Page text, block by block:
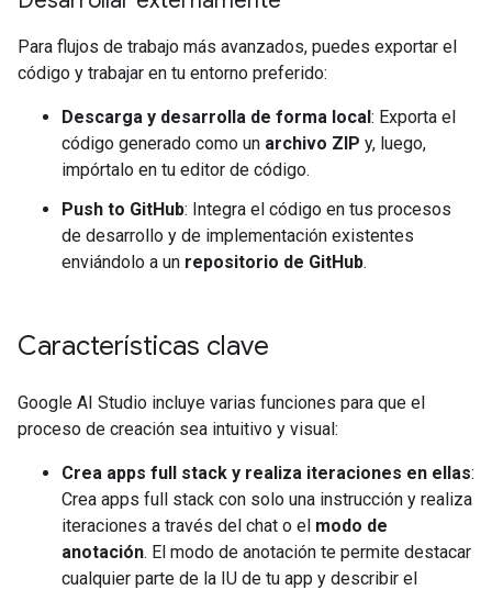
Para flujos de trabajo más avanzados, puedes exportar el
código y trabajar en tu entorno preferido:
Descarga y desarrolla de forma local: Exporta el
código generado como un archivo ZIP y, luego,
impórtalo en tu editor de código.
Push to GitHub: Integra el código en tus procesos
de desarrollo y de implementación existentes
enviándolo a un repositorio de GitHub.
Características clave
Google AI Studio incluye varias funciones para que el
proceso de creación sea intuitivo y visual:
Crea apps full stack y realiza iteraciones en ellas:
Crea apps full stack con solo una instrucción y realiza
iteraciones a través del chat o el modo de
anotación. El modo de anotación te permite destacar
cualquier parte de la IU de tu app y describir el